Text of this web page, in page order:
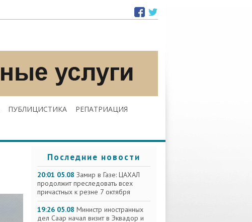
ПУБЛИЦИСТИКА РЕПАТРИАЦИЯ
Последние новости
20:01 05.08 Замир в Газе: ЦАХАЛ
продолжит преследовать всех
причастных к резне 7 октября
19:26 05.08 Министр иностранных
дел Саар начал визит в Эквадор и